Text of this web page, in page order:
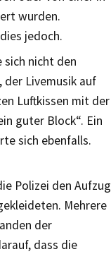
wurden.
jedoch.
sich nicht den
Livemusik auf
Luftkissen mit der
guter Block“. Ein
sich ebenfalls.
Polizei den Aufzug
Mehrere
der
dass die